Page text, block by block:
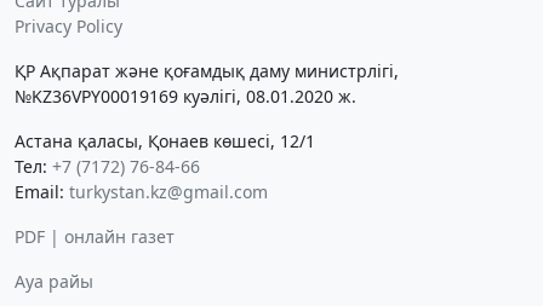
Privacy Policy
ҚР Ақпарат және қоғамдық даму министрлігі,
№KZ36VPY00019169 куәлігі, 08.01.2020 ж.
Астана қаласы, Қонаев көшесі, 12/1
Тел: +7 (7172) 76-84-66
Email: turkystan.kz@gmail.com
PDF | онлайн газет
Ауа райы